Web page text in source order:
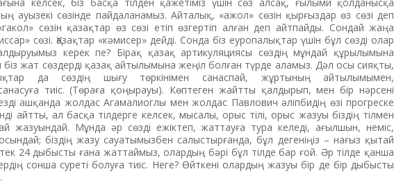
ауызекі сөзінде пайдаланамыз. Айталық, «ажол» сөзін қырғыздар өз сөзі деп
сөзін қазақтар өз сөзі етіп өзгертіп алған деп айтпайды. Сондай жаңа
сөзі. Қазақтар «кәмисер» дейді. Сонда біз еуропалықтар үшін бұл сөзді олар
керек пе? Бірақ қазақ артикуляциясы сөздің мұндай құрылымына
біз жат сөздерді қазақ айтылымына жеңіл болған түрде аламыз. Дәл осы сияқты,
да сөздің шығу төркінімен санаспай, жұртының айтылымымен,
тиіс. (Төраға қоңырауы). Көптеген жайтты қалдырып, мен бір нәрсені
ашқанда жолдас Агамалиоглы мен жолдас Павлович әліпбидің өзі прогреске
айтты, ал басқа тілдерге келсек, мысалы, орыс тілі, орыс жазуы біздің тілмен
жазуындай. Мұнда әр сөзді ежіктеп, жаттауға тура келеді, ағылшын, неміс,
біздің жазу сауатымызбен салыстырғанда, бұл дегеніңіз – нағыз қытай
24 дыбысты ғана жаттаймыз, олардың бәрі бұл тілде бар ғой. Әр тілде қанша
сонша суреті болуға тиіс. Неге? Өйткені олардың жазуы бір де бір дыбысты